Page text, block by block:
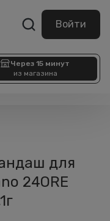
Войти
Через 15 минут
из магазина
для
24ORE